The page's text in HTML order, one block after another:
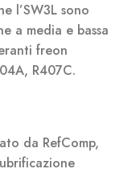
l’SW3L sono
a media e bassa
freon
R407C.
da RefComp,